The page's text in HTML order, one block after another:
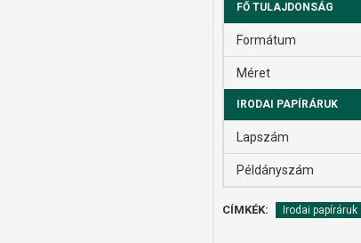
FŐ TULAJDONSÁG
Formátum
Méret
IRODAI PAPÍRÁRUK
Lapszám
Példányszám
CÍMKÉK: Irodai papíráruk